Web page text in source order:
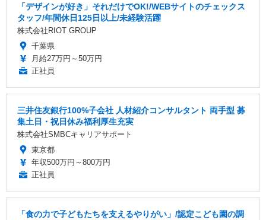
「デザインが好き」それだけでOK!/WEBサイトのチェックス
タッフ/年間休日125日以上/未経験活躍
株式会社RIOT GROUP
千葉県
月給27万円～50万円
正社員
三井住友銀行100%子会社 人材紹介コンサルタント 両手型 募
集土日・祝日休み福利厚生充実
株式会社SMBCキャリアサポート
東京都
年収500万円～800万円
正社員
「食の力で子どもたちを支えるやりがい」/認定こども園の調